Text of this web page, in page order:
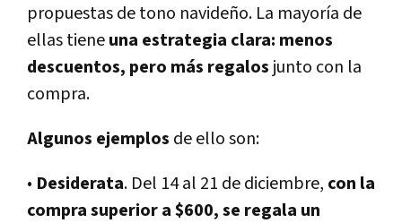
propuestas de tono navideño. La mayoría de
ellas tieneuna estrategia clara: menos
descuentos, pero más regalos junto con la
compra.
Algunos ejemplos de ello son:
• Desiderata. Del 14 al 21 de diciembre, con la
compra superior a $600,se regala un